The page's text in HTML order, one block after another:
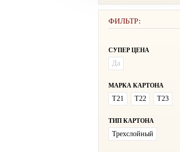
ФИЛЬТР:
СУПЕР ЦЕНА
Да
МАРКА КАРТОНА
Т21 Т22 Т23
ТИП КАРТОНА
Трехслойный